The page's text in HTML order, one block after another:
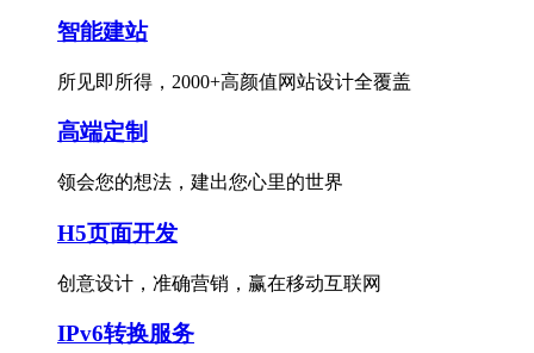
智能建站
所见即所得，2000+高颜值网站设计全覆盖
高端定制
领会您的想法，建出您心里的世界
H5页面开发
创意设计，准确营销，赢在移动互联网
IPv6转换服务